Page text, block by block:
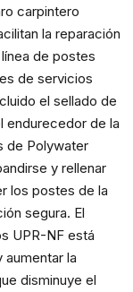
carpintero
la reparación
de postes
de servicios
el sellado de
endurecedor de la
de Polywater
y rellenar
los postes de la
segura. El
UPR-NF está
la
disminuye el